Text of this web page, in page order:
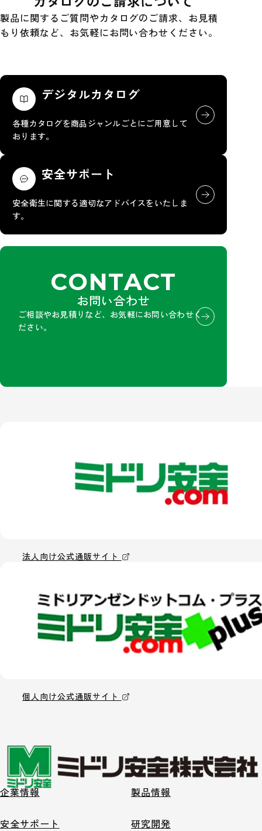
製品に関するご質問やカタログのご請求、お見積
もり依頼など、お気軽にお問い合わせください。
デジタルカタログ
各種カタログを商品ジャンルごとにご用意して
おります。
安全サポート
安全衛生に関する適切なアドバイスをいたしま
す。
CONTACT
お問い合わせ
ご相談やお見積りなど、お気軽にお問い合わせく
ださい。
法人向け公式通販サイト
個人向け公式通販サイト
企業情報 製品情報
安全サポート 研究開発